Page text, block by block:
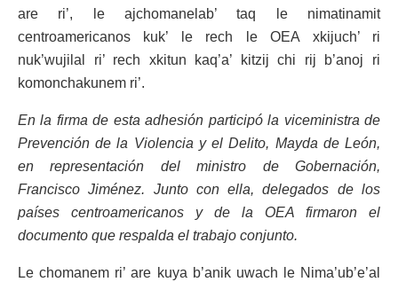
are ri’, le ajchomanelab’ taq le nimatinamit
centroamericanos kuk’ le rech le OEA xkijuch’ ri
nuk’wujilal ri’ rech xkitun kaq’a’ kitzij chi rij b’anoj ri
komonchakunem ri’.
En la firma de esta adhesión participó la viceministra de
Prevención de la Violencia y el Delito, Mayda de León,
en representación del ministro de Gobernación,
Francisco Jiménez. Junto con ella, delegados de los
países centroamericanos y de la OEA firmaron el
documento que respalda el trabajo conjunto.
Le chomanem ri’ are kuya b’anik uwach le Nima’ub’e’al